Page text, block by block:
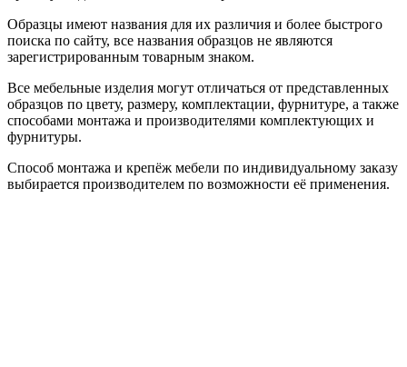
Образцы имеют названия для их различия и более быстрого
поиска по сайту, все названия образцов не являются
зарегистрированным товарным знаком.
Все мебельные изделия могут отличаться от представленных
образцов по цвету, размеру, комплектации, фурнитуре, а также
способами монтажа и производителями комплектующих и
фурнитуры.
Способ монтажа и крепёж мебели по индивидуальному заказу
выбирается производителем по возможности её применения.